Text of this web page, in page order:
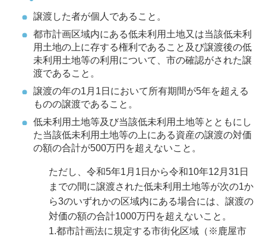
譲渡した者が個人であること。
都市計画区域内にある低未利用土地又は当該低未利
用土地の上に存する権利であること及び譲渡後の低
未利用土地等の利用について、市の確認がされた譲
渡であること。
譲渡の年の1月1日において所有期間が5年を超える
ものの譲渡であること。
低未利用土地等及び当該低未利用土地等とともにし
た当該低未利用土地等の上にある資産の譲渡の対価
の額の合計が500万円を超えないこと。
ただし、令和5年1月1日から令和10年12月31日
までの間に譲渡された低未利用土地等が次の1か
ら3のいずれかの区域内にある場合には、譲渡の
対価の額の合計1000万円を超えないこと。
1.都市計画法に規定する市街化区域（※鹿屋市